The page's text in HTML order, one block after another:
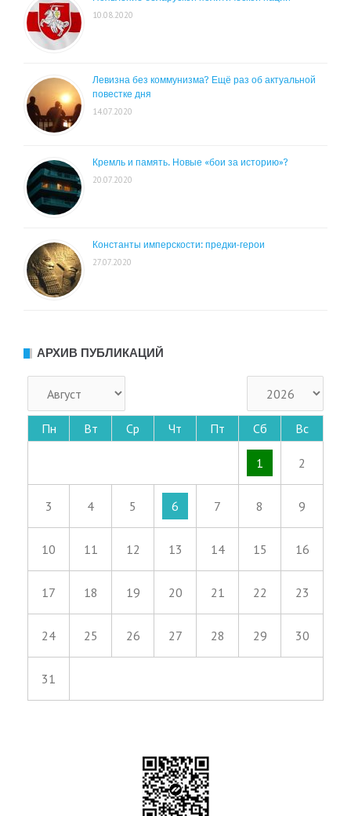
10.08.2020
Левизна без коммунизма? Ещё раз об актуальной
повестке дня
14.07.2020
Кремль и память. Новые «бои за историю»?
20.07.2020
Константы имперскости: предки-герои
27.07.2020
АРХИВ ПУБЛИКАЦИЙ
Пн Вт Ср Чт Пт Сб Вс
1 2
3 4 5 6 7 8 9
10 11 12 13 14 15 16
17 18 19 20 21 22 23
24 25 26 27 28 29 30
31